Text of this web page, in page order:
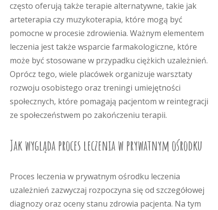
często oferują także terapie alternatywne, takie jak
arteterapia czy muzykoterapia, które mogą być
pomocne w procesie zdrowienia. Ważnym elementem
leczenia jest także wsparcie farmakologiczne, które
może być stosowane w przypadku ciężkich uzależnień.
Oprócz tego, wiele placówek organizuje warsztaty
rozwoju osobistego oraz treningi umiejętności
społecznych, które pomagają pacjentom w reintegracji
ze społeczeństwem po zakończeniu terapii.
Jak wygląda proces leczenia w prywatnym ośrodku
Proces leczenia w prywatnym ośrodku leczenia
uzależnień zazwyczaj rozpoczyna się od szczegółowej
diagnozy oraz oceny stanu zdrowia pacjenta. Na tym